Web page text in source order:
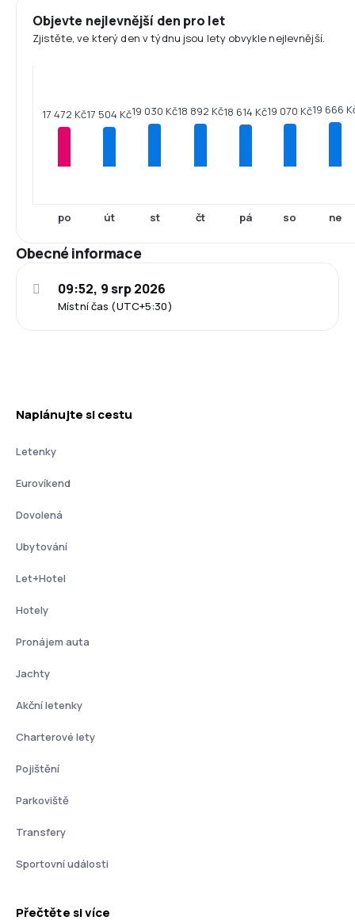
Objevte nejlevnější den pro let
Zjistěte, ve který den v týdnu jsou lety obvykle nejlevnější.
17 472 Kč
po
17 504 Kč
út
19 030 Kč
st
18 892 Kč
čt
18 614 Kč
pá
19 070 Kč
so
19 666
ne
Obecné informace
Místní čas (UTC+5:30)
09:52, 9 srp 2026
Naplánujte si cestu
Letenky
Eurovíkend
Dovolená
Ubytování
Let+Hotel
Hotely
Pronájem auta
Jachty
Akční letenky
Charterové lety
Pojištění
Parkoviště
Transfery
Sportovní události
Přečtěte si více